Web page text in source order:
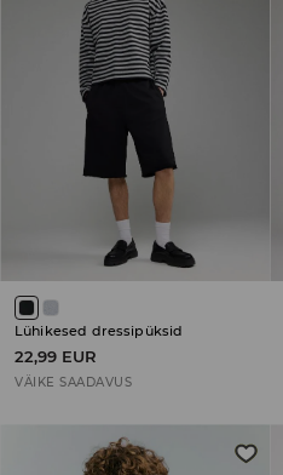
Lühikesed dressipüksid
22,99 EUR
VÄIKE SAADAVUS